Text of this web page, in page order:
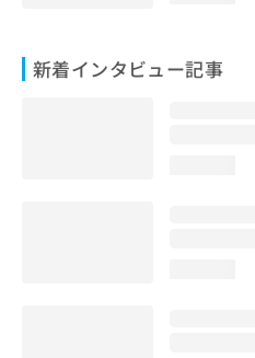
新着インタビュー記事